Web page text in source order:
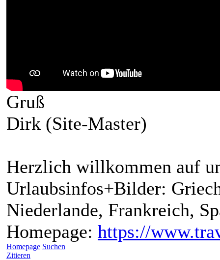
Gruß
Dirk (Site-Master)
Herzlich willkommen auf
Urlaubsinfos+Bilder:
Niederlande, Frankreich,
Homepage: https://
Homepage Suchen
Zitieren